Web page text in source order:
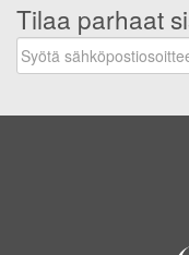
Tilaa parhaat